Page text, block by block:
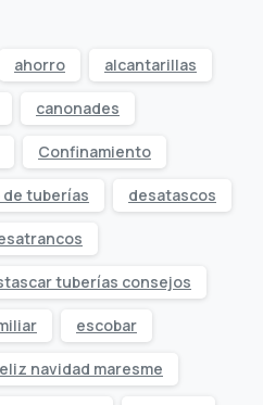
ahorro alcantarillas
canonades
Confinamiento
tuberías desatascos
tuberías consejos
escobar
navidad maresme